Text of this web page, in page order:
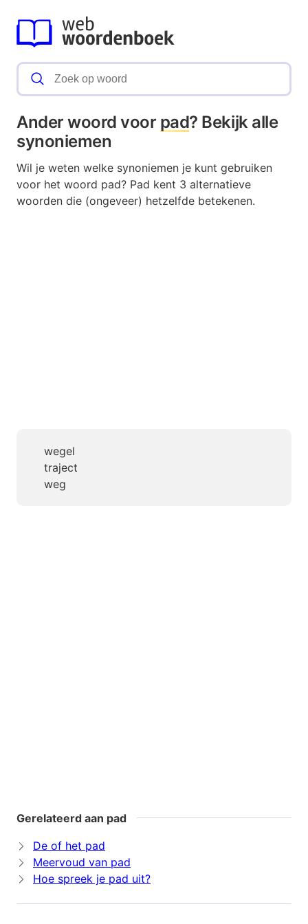
Ander woord voor pad? Bekijk alle
synoniemen
Wil je weten welke synoniemen je kunt gebruiken
voor het woord pad? Pad kent 3 alternatieve
woorden die (ongeveer) hetzelfde betekenen.
wegel
traject
weg
Gerelateerd aan pad
De of het pad
Meervoud van pad
Hoe spreek je pad uit?